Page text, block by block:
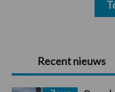
Primaire
Sidebar
Recent nieuws